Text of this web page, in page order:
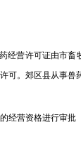
营许可证由市畜
可。郊区县从事兽
经营资格进行审批